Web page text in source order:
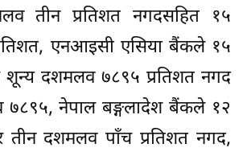
तीन प्रतिशत नगदसहित १५
एनआइसी एसिया बैंकले १५
शून्य दशमलव ७८९५ प्रतिशत नगद
७८९५, नेपाल बङ्गलादेश बैंकले १२
तीन दशमलव पाँच प्रतिशत नगद,